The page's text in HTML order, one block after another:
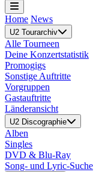
Home News
U2 Tourarchiv
Alle Tourneen
Deine Konzertstatistik
Promogigs
Sonstige Auftritte
Vorgruppen
Gastauftritte
Länderansicht
U2 Discographie
Alben
Singles
DVD & Blu-Ray
Song- und Lyric-Suche